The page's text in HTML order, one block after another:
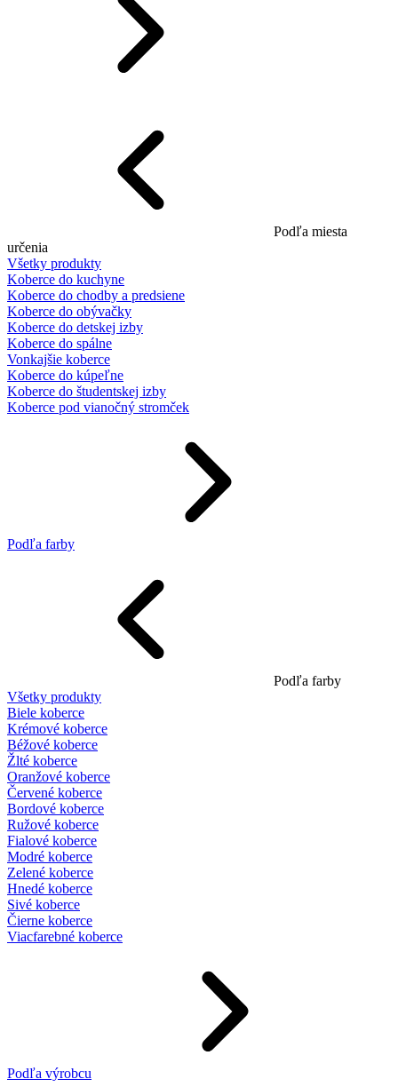
Podľa miesta
určenia
Všetky produkty
Koberce do kuchyne
Koberce do chodby a predsiene
Koberce do obývačky
Koberce do detskej izby
Koberce do spálne
Vonkajšie koberce
Koberce do kúpeľne
Koberce do študentskej izby
Koberce pod vianočný stromček
Podľa farby
Podľa farby
Všetky produkty
Biele koberce
Krémové koberce
Béžové koberce
Žlté koberce
Oranžové koberce
Červené koberce
Bordové koberce
Ružové koberce
Fialové koberce
Modré koberce
Zelené koberce
Hnedé koberce
Sivé koberce
Čierne koberce
Viacfarebné koberce
Podľa výrobcu